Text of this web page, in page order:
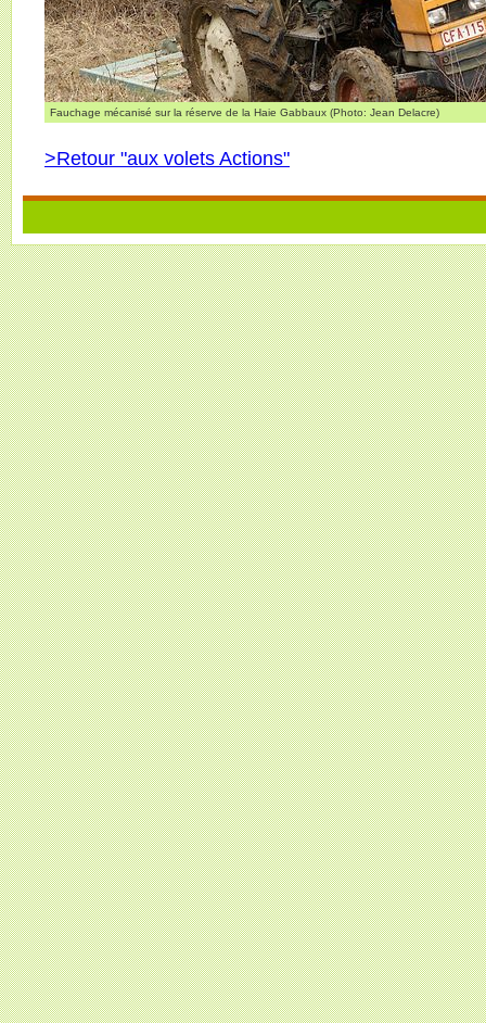
Fauchage mécanisé sur la réserve de la Haie Gabbaux (Photo: Jean Delacre)
>Retour "aux volets Actions"